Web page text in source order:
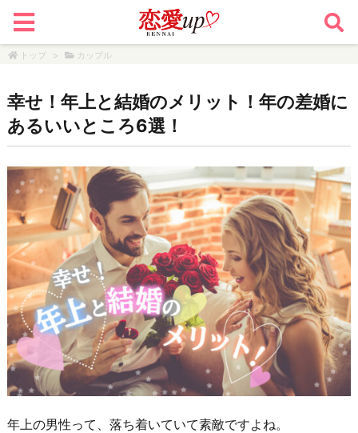
トップ > カップル
幸せ！年上と結婚のメリット！年の差婚に
あるいいところ6選！
年上の男性って、落ち着いていて素敵ですよね。